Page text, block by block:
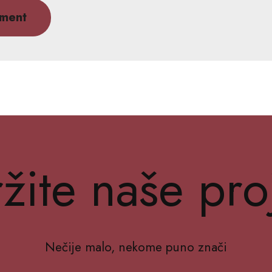
naše
Nečije malo, nekome puno znači